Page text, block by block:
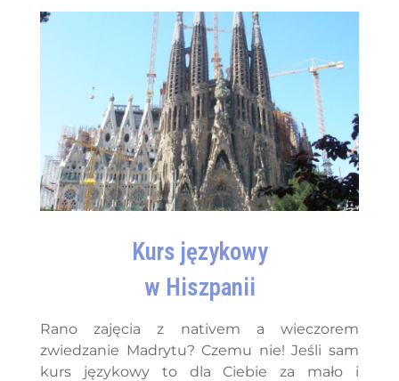
Kurs językowy
w Hiszpanii
Rano zajęcia z nativem a wieczorem
zwiedzanie Madrytu? Czemu nie! Jeśli sam
kurs językowy to dla Ciebie za mało i